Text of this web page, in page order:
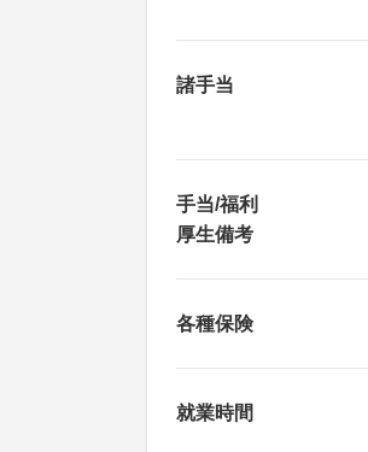
諸手当
手当/福利
厚生備考
各種保険
就業時間